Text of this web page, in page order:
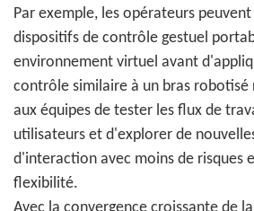
Par exemple, les opérateurs
dispositifs de contrôle gestuel
environnement virtuel avant
contrôle similaire à un bras robotisé
aux équipes de tester les flux de
utilisateurs et d'explorer de
d'interaction avec moins de risques
flexibilité.